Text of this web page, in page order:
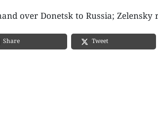
over Donetsk to Russia; Zelensky
Share Tweet